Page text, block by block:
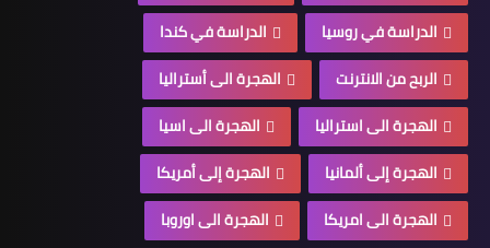
الدراسة في روسيا
الدراسة في كندا
الربح من الانترنت
الهجرة الى أستراليا
الهجرة الى استراليا
الهجرة الى اسيا
الهجرة إلى ألمانيا
الهجرة إلى أمريكا
الهجرة الى امريكا
الهجرة الى اوروبا